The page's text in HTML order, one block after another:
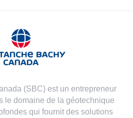
(SBC) est un entrepreneur
le domaine de la géotechnique
qui fournit des solutions